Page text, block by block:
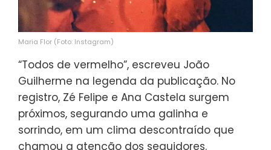
Maria Flor (Foto: Instagram)
“Todos de vermelho”, escreveu João
Guilherme na legenda da publicação. No
registro, Zé Felipe e Ana Castela surgem
próximos, segurando uma galinha e
sorrindo, em um clima descontraído que
chamou a atenção dos seguidores.